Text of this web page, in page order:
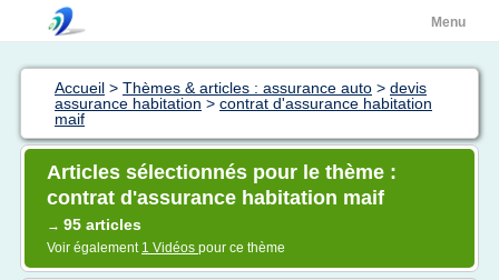
Menu
Accueil > Thèmes & articles : assurance auto > devis
assurance habitation > contrat d'assurance habitation
maif
Articles sélectionnés pour le thème :
contrat d'assurance habitation maif
→ 95 articles
Voir également 1 Vidéos pour ce thème